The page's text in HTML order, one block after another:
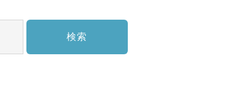
家族フォト/ペット撮影
検索